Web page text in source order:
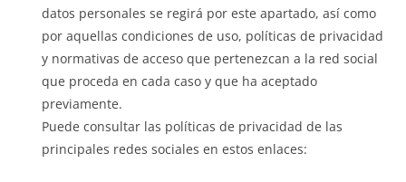
datos personales se regirá por este apartado, así como
por aquellas condiciones de uso, políticas de privacidad
y normativas de acceso que pertenezcan a la red social
que proceda en cada caso y que ha aceptado
previamente.
Puede consultar las políticas de privacidad de las
principales redes sociales en estos enlaces: